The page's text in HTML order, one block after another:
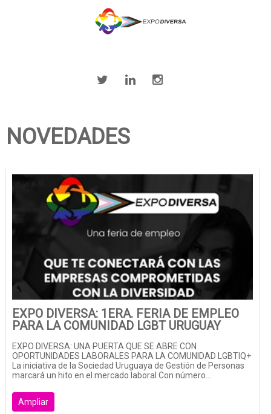
NOVEDADES
EXPO DIVERSA: 1ERA. FERIA DE EMPLEO
PARA LA COMUNIDAD LGBT URUGUAY
EXPO DIVERSA: UNA PUERTA QUE SE ABRE CON
OPORTUNIDADES LABORALES PARA LA COMUNIDAD LGBTIQ+
La iniciativa de la Sociedad Uruguaya de Gestión de Personas
marcará un hito en el mercado laboral Con número...
Ampliar